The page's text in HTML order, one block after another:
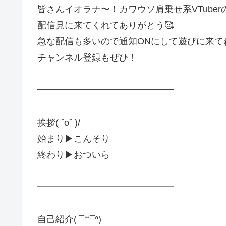
皆さんイオラナ〜！カワウソ肩乗せ系VTuber
配信見に来てくれてありがとう🥰
急な配信も多いので通知ONにして遊びに来て
チャンネル登録もぜひ！
━━━━━━━━━━━━━━━
挨拶( ˆoˆ )/
始まり▶︎こんそり
終わり▶︎おついら
━━━━━━━━━━━━━━━
自己紹介( ¯꒳¯ᐢ)